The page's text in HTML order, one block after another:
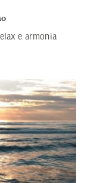
e armonia